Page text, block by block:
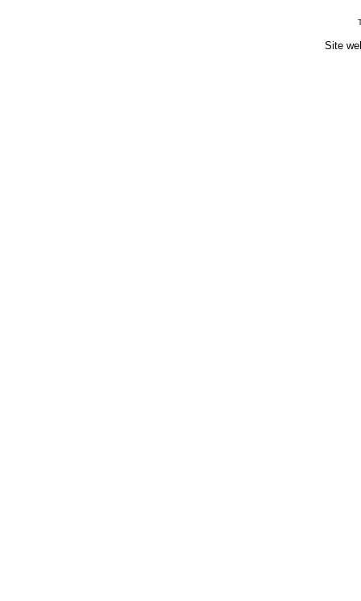
Site